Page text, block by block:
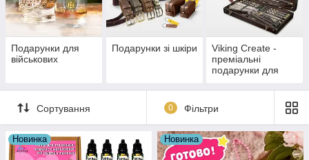
Подарунки для
військових
Подарунки зі шкіри
Viking Create -
преміальні
подарунки для
не тільки...
Сортування
0 Фільтри
Новинка Новинка